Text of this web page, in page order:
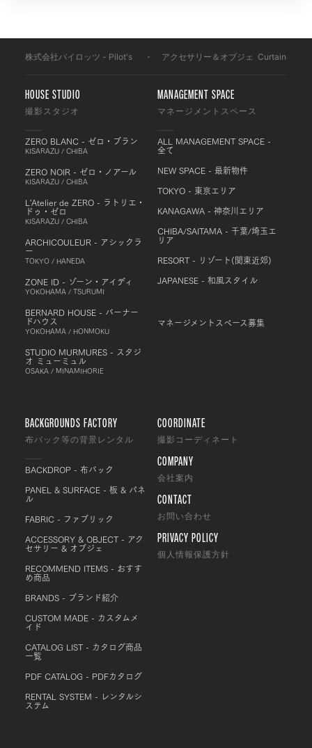
株式会社パイロッツ - Pilot's アクセサリー＆オブジェ
HOUSE STUDIO
撮影スタジオ
ZERO BLANC - ゼロ・ブラン
KISARAZU / CHIBA
ZERO NOIR - ゼロ・ノアール
KISARAZU / CHIBA
L'Atelier de ZERO - ラトリエ・
ドゥ・ゼロ
KISARAZU / CHIBA
ARCHICOULEUR - アシックラ
ー
TOKYO / HANEDA
ZONE ID - ゾーン・アイディ
YOKOHAMA / TSURUMI
BERNARD HOUSE - バーナー
ドハウス
YOKOHAMA / HONMOKU
STUDIO MURMURES - スタジ
オ ミューミュル
OSAKA / MINAMIHORIE
MANAGEMENT SPACE
マネージメントスペース
ALL MANAGEMENT SPACE -
全て
NEW SPACE - 最新物件
TOKYO - 東京エリア
KANAGAWA - 神奈川エリア
CHIBA/SAITAMA - 千葉/埼玉エ
リア
RESORT - リゾート(関東近郊)
JAPANESE - 和風スタイル
マネージメントスペース募集
BACKGROUNDS FACTORY
布バック等の背景レンタル
BACKDROP - 布バック
PANEL & SURFACE - 板 & パネ
ル
FABRIC - ファブリック
ACCESSORY & OBJECT - アク
セサリー & オブジェ
RECOMMEND ITEMS - おすす
め商品
BRANDS - ブランド紹介
CUSTOM MADE - カスタムメ
イド
CATALOG LIST - カタログ商品
一覧
PDF CATALOG - PDFカタログ
RENTAL SYSTEM - レンタルシ
ステム
COORDINATE
撮影コーディネート
COMPANY
会社案内
CONTACT
お問い合わせ
PRIVACY POLICY
個人情報保護方針